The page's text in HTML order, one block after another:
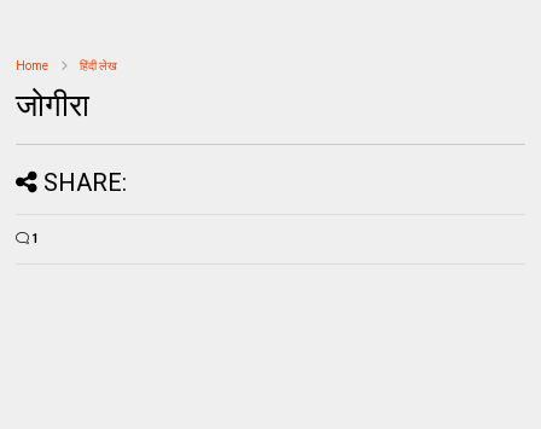
Home हिंदी लेख
जोगीरा
SHARE:
1